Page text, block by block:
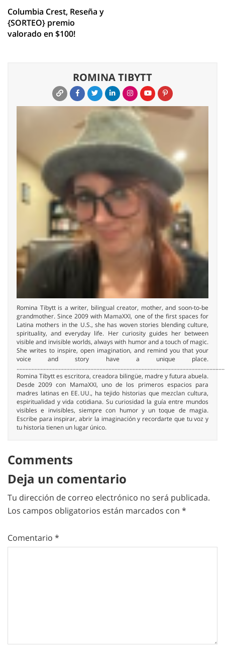
Columbia Crest, Reseña y
{SORTEO} premio
valorado en $100!
ROMINA TIBYTT
Romina Tibytt is a writer, bilingual creator, mother, and soon-to-be
grandmother. Since 2009 with MamaXXI, one of the first spaces for
Latina mothers in the U.S., she has woven stories blending culture,
spirituality, and everyday life. Her curiosity guides her between
visible and invisible worlds, always with humor and a touch of magic.
She writes to inspire, open imagination, and remind you that your
voice and story have a unique place.
Romina Tibytt es escritora, creadora bilingüe, madre y futura abuela.
Desde 2009 con MamaXXI, uno de los primeros espacios para
madres latinas en EE. UU., ha tejido historias que mezclan cultura,
espiritualidad y vida cotidiana. Su curiosidad la guía entre mundos
visibles e invisibles, siempre con humor y un toque de magia.
Escribe para inspirar, abrir la imaginación y recordarte que tu voz y
tu historia tienen un lugar único.
Comments
Deja un comentario
Tu dirección de correo electrónico no será publicada.
Los campos obligatorios están marcados con *
Comentario *